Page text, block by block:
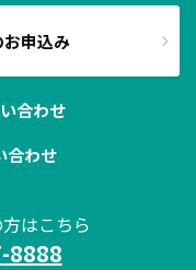
申込み
合わせ
合わせ
はこちら
8888